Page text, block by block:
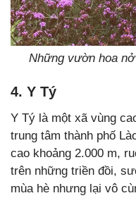
Những vườn hoa
4. Y Tý
Y Tý là một xã vùng
trung tâm thành phố
cao khoảng 2.000 m,
trên những triền đồi,
mùa hè nhưng lại vô